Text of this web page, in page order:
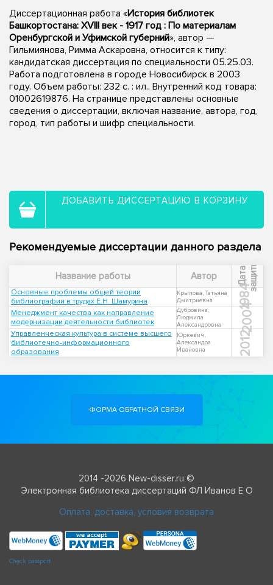
Диссертационная работа «История библиотек
Башкортостана: XVIII век - 1917 год : По материалам
Оренбургской и Уфимской губерний», автор —
Гильмиянова, Римма Аскаровна, относится к типу:
кандидатская диссертация по специальности 05.25.03.
Работа подготовлена в городе Новосибирск в 2003
году. Объем работы: 232 с. : ил.. Внутренний код товара:
01002619876. На странице представлены основные
сведения о диссертации, включая название, автора, год,
город, тип работы и шифр специальности.
ДОБАВИТЬ ДИССЕРТАЦИЮ В КОРЗИНУ
Рекомендуемые диссертации данного раздела
Название работы Автор Д
а
т
а
з
а
щ
и
ты
Основные проблемы общей теории
библиографии в трудах Е.Н. Шамурина
Крылова, Татьяна
Дмитриевна
1984
Менеджмент качества как направление
модернизации деятельности библиотек
Дубровина,
Людмила
Александровна
2004
Управленческая культура в системе высшего
библиотечно-информационного
образования
Юркевич,
Александра
Ивановна
2012
ФОРМА ОБРАТНОЙ СВЯЗИ
2014 -2026 New-disser.ru ©
Электронная библиотека диссертаций ФЛ Иванов Е О
Оплата, доставка, условия возврата
Check passport